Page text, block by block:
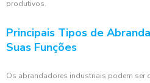
produtivos.
Principais Tipos de
Suas Funções
Os abrandadores industriais podem ser